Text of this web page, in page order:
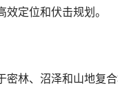
定位和伏击规划。
密林、沼泽和山地复